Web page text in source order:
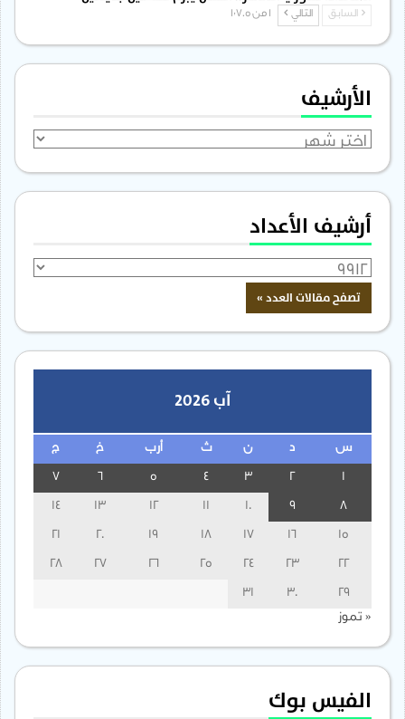
السابق التالي
الأرشيف
الأرشيف
أرشيف الأعداد
آب 2026
س ن ث أرب خ ج
3
13
14
15
17
18
19
20
23
24
25
27
28
29
30
31
« تموز
الفيس بوك